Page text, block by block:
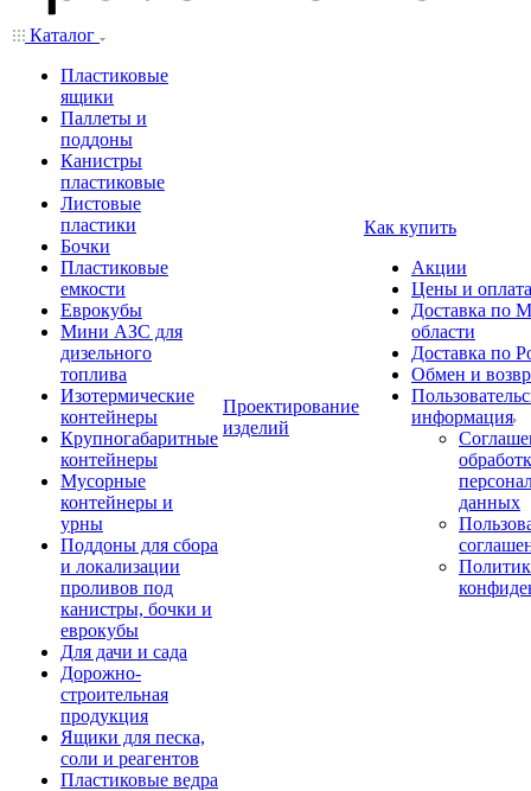
Каталог
Пластиковые
ящики
Паллеты и
поддоны
Канистры
пластиковые
Листовые
пластики
Бочки
Пластиковые
емкости
Еврокубы
Мини АЗС для
дизельного
топлива
Изотермические
контейнеры
Крупногабаритные
контейнеры
Мусорные
контейнеры и
урны
Поддоны для сбора
и локализации
проливов под
канистры, бочки и
еврокубы
Для дачи и сада
Дорожно-
строительная
продукция
Ящики для песка,
соли и реагентов
Пластиковые ведра
Проектирование
изделий
Как купить
Акции
Цены и оплата
Доставка по
области
Доставка по
Обмен и
информация
данных